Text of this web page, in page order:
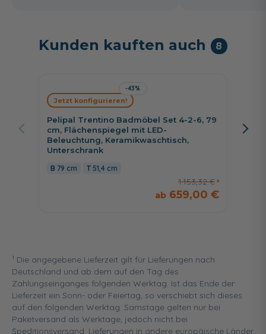
Kunden kauften auch 8
-43%
Pelipal Trentino Badmöbel Set 4-2-6, 79
cm, Flächenspiegel mit LED-
Beleuchtung, Keramikwaschtisch,
Unterschrank
79 cm 51,4 cm
1.153,32 €
659,00 €
Jetzt konfigurieren!
3, 77
1 Die angegebene Lieferzeit gilt für Lieferungen nach
Deutschland und ab dem auf den Tag des
Zahlungseinganges folgenden Werktag. Ist das Ende der
Lieferzeit ein Sonn- oder Feiertag, so verschiebt sich dieses
auf den folgenden Werktag. Samstage gelten nur bei
Paketversand als Werktage, jedoch nicht bei
Speditionsversand. Lieferungen in andere europäische Länder